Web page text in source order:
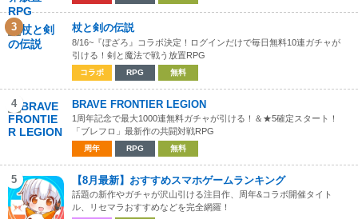
3 杖と剣の伝説
8/16~『ぼざろ』コラボ決定！ログインだけで毎日無料10連ガチャが
引ける！剣と魔法で戦う放置RPG
コラボ RPG 無料
4 BRAVE FRONTIER LEGION
1周年記念で最大1000連無料ガチャが引ける！＆★5確定スタート！
「ブレフロ」最新作の共闘対戦RPG
周年 RPG 無料
5 【8月最新】おすすめスマホゲームランキング
話題の新作やガチャが沢山引ける注目作、周年&コラボ開催タイト
ル、リセマラおすすめなどを完全網羅！